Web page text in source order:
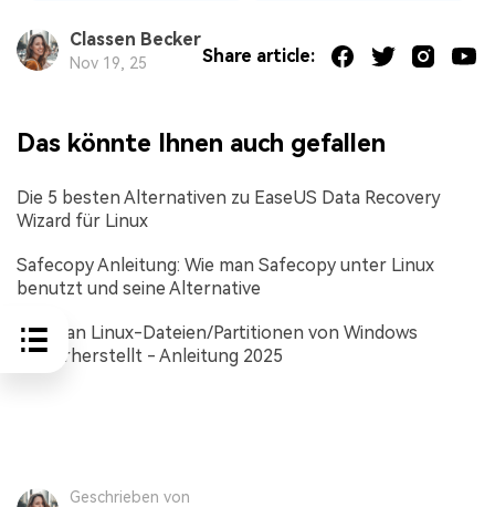
Classen Becker
Nov 19, 25 Share article:
Das könnte Ihnen auch gefallen
Die 5 besten Alternativen zu EaseUS Data Recovery
Wizard für Linux
Safecopy Anleitung: Wie man Safecopy unter Linux
benutzt und seine Alternative
Wie man Linux-Dateien/Partitionen von Windows
wiederherstellt - Anleitung 2025
Geschrieben von